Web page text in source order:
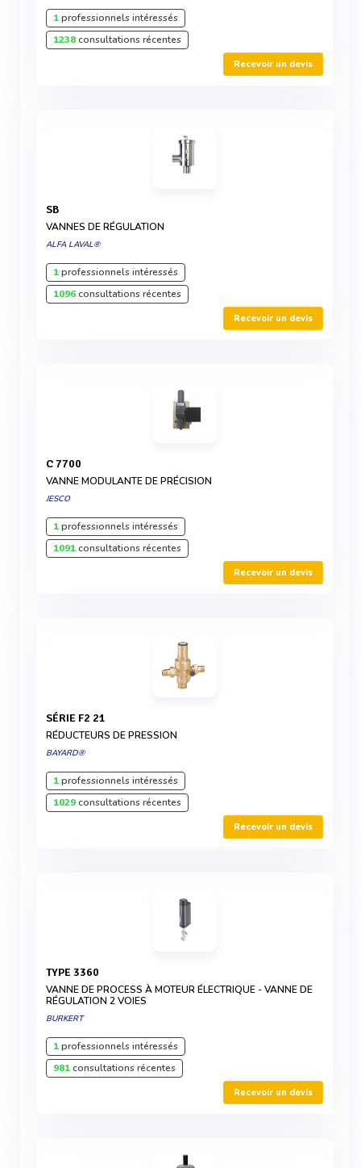
1professionnels intéressés
1238consultations récentes
Recevoir un devis
SB
VANNES DE RÉGULATION
ALFA LAVAL®
1professionnels intéressés
1096consultations récentes
Recevoir un devis
C 7700
VANNE MODULANTE DE PRÉCISION
JESCO
1professionnels intéressés
1091consultations récentes
Recevoir un devis
SÉRIE F2 21
RÉDUCTEURS DE PRESSION
BAYARD®
1professionnels intéressés
1029consultations récentes
Recevoir un devis
TYPE 3360
VANNE DE PROCESS À MOTEUR ÉLECTRIQUE - VANNE DE
RÉGULATION 2 VOIES
BURKERT
1professionnels intéressés
981consultations récentes
Recevoir un devis